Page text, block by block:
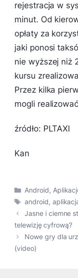
rejestracja w
minut. Od
opłaty za
jaki ponosi
nie wyższej niż
kursu
Przez kilka
mogli
źródło: PLTAXI
Kan
Kategorie
Android,
Tagi
android,
Jasne i ciemne
telewizję cyfrową?
Nowe gry dla
(video)